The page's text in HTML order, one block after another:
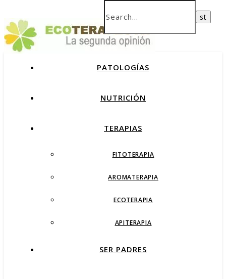
PATOLOGÍAS
NUTRICIÓN
TERAPIAS
FITOTERAPIA
AROMATERAPIA
ECOTERAPIA
APITERAPIA
SER PADRES